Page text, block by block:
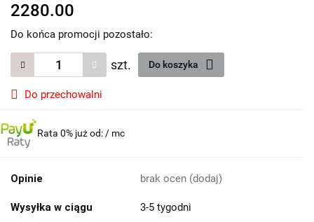
2280.00
Do końca promocji pozostało:
szt. Do koszyka
Do przechowalni
Rata 0% już od:/ mc
Opinie brak ocen (dodaj)
Wysyłka w ciągu 3-5 tygodni